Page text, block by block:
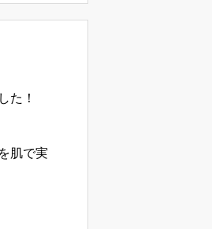
た！
肌で実